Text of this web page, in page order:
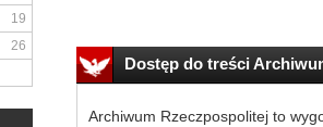
Dostęp do treści
Archiwum Rzeczpospolitej to
19
26